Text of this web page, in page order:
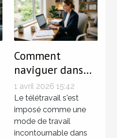
Comment
naviguer dans
les défis
juridiques du
télétravail ?
1 avril 2026 15:42
Le télétravail s'est
imposé comme une
mode de travail
incontournable dans